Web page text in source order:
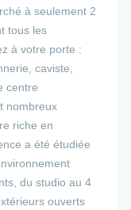
à seulement 2
tous les
à votre porte :
caviste,
centre
nombreux
riche en
a été étudiée
du studio au 4
ouverts